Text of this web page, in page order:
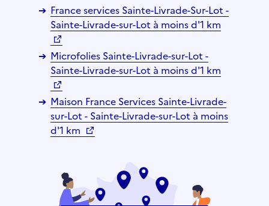
France services Sainte-Livrade-Sur-Lot -
Sainte-Livrade-sur-Lot à moins d'1 km
Microfolies Sainte-Livrade-sur-Lot -
Sainte-Livrade-sur-Lot à moins d'1 km
Maison France Services Sainte-Livrade-
sur-Lot - Sainte-Livrade-sur-Lot à moins
d'1 km